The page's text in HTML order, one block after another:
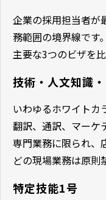
企業の採用担当者が
務範囲の境界線です。
主要な3つのビザを
技術・人文知識
いわゆるホワイトカ
翻訳、通訳、マーケ
専門業務に限られ、
どの現場業務は原則
特定技能1号